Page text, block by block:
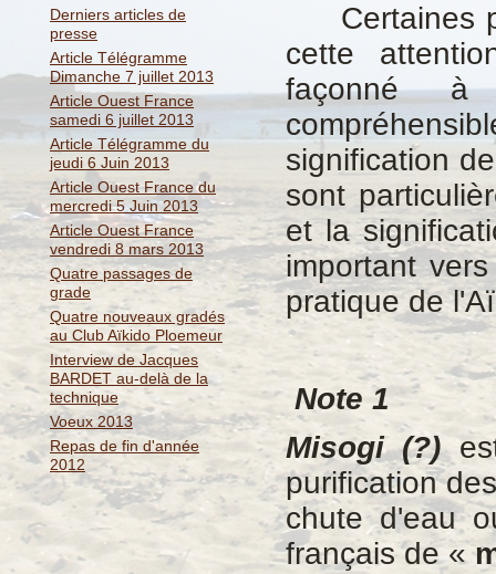
Derniers articles de
presse
Article Télégramme
Dimanche 7 juillet 2013
Article Ouest France
samedi 6 juillet 2013
Article Télégramme du
jeudi 6 Juin 2013
Article Ouest France du
mercredi 5 Juin 2013
Article Ouest France
vendredi 8 mars 2013
Quatre passages de
grade
Quatre nouveaux gradés
au Club Aïkido Ploemeur
Interview de Jacques
BARDET au-delà de la
technique
Voeux 2013
Repas de fin d'année
2012
Certaines
cette
façonné à
signification
sont
et la
important
pratique de
Note 1
Misogi (?)
purification
chute d'eau
français de «